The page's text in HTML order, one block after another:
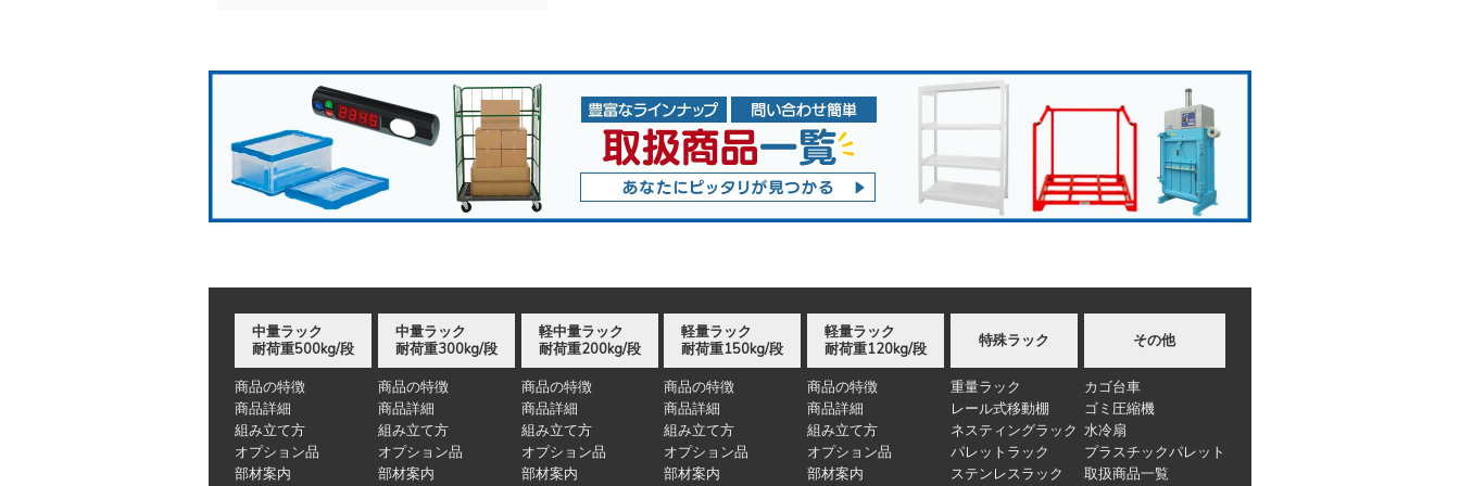
中量ラック
耐荷重500kg/段
商品の特徴
商品詳細
組み立て方
オプション品
部材案内
中量ラック
耐荷重300kg/段
商品の特徴
商品詳細
組み立て方
オプション品
部材案内
軽中量ラック
耐荷重200kg/段
商品の特徴
商品詳細
組み立て方
オプション品
部材案内
軽量ラック
耐荷重150kg/段
商品の特徴
商品詳細
組み立て方
オプション品
部材案内
軽量ラック
耐荷重120kg/段
商品の特徴
商品詳細
組み立て方
オプション品
部材案内
特殊ラック
重量ラック
レール式移動棚
ネスティングラック
パレットラック
ステンレスラック
その他
カゴ台車
ゴミ圧縮機
水冷扇
プラスチックパレット
取扱商品一覧